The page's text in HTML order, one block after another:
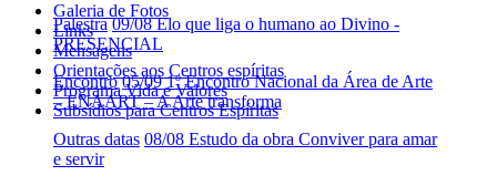
Galeria de Fotos
Links
Mensagens
Orientações aos Centros espíritas
Programa Vida e Valores
Subsídios para Centros Espíritas
Palestra 09/08 Elo que liga o humano ao Divino -
PRESENCIAL
Encontro 05/09 1º Encontro Nacional da Área de Arte
– ENAART – A Arte transforma
Outras datas 08/08 Estudo da obra Conviver para amar
e servir